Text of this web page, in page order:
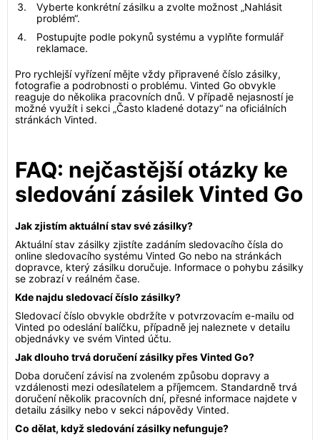
Vyberte konkrétní zásilku a zvolte možnost „Nahlásit
problém“.
Postupujte podle pokynů systému a vyplňte formulář
reklamace.
Pro rychlejší vyřízení mějte vždy připravené číslo zásilky,
fotografie a podrobnosti o problému. Vinted Go obvykle
reaguje do několika pracovních dnů. V případě nejasností je
možné využít i sekci „Často kladené dotazy“ na oficiálních
stránkách Vinted.
FAQ: nejčastější otázky ke
sledování zásilek Vinted Go
Jak zjistím aktuální stav své zásilky?
Aktuální stav zásilky zjistíte zadáním sledovacího čísla do
online sledovacího systému Vinted Go nebo na stránkách
dopravce, který zásilku doručuje. Informace o pohybu zásilky
se zobrazí v reálném čase.
Kde najdu sledovací číslo zásilky?
Sledovací číslo obvykle obdržíte v potvrzovacím e-mailu od
Vinted po odeslání balíčku, případně jej naleznete v detailu
objednávky ve svém Vinted účtu.
Jak dlouho trvá doručení zásilky přes Vinted Go?
Doba doručení závisí na zvoleném způsobu dopravy a
vzdálenosti mezi odesílatelem a příjemcem. Standardně trvá
doručení několik pracovních dní, přesné informace najdete v
detailu zásilky nebo v sekci nápovědy Vinted.
Co dělat, když sledování zásilky nefunguje?